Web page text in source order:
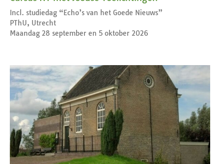
Incl. studiedag “Echo’s van het Goede Nieuws”
PThU, Utrecht
Maandag 28 september en 5 oktober 2026